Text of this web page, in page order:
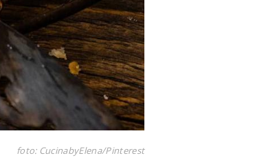
foto: CucinabyElena/Pinterest